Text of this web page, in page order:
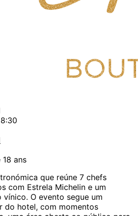
ans
que reúne 7 chefs
com Estrela Michelin e um
O evento segue um
do hotel, com momentos